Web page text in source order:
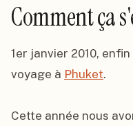
Comment ça
1er janvier 2010,
voyage à Phuket.
Cette année nous